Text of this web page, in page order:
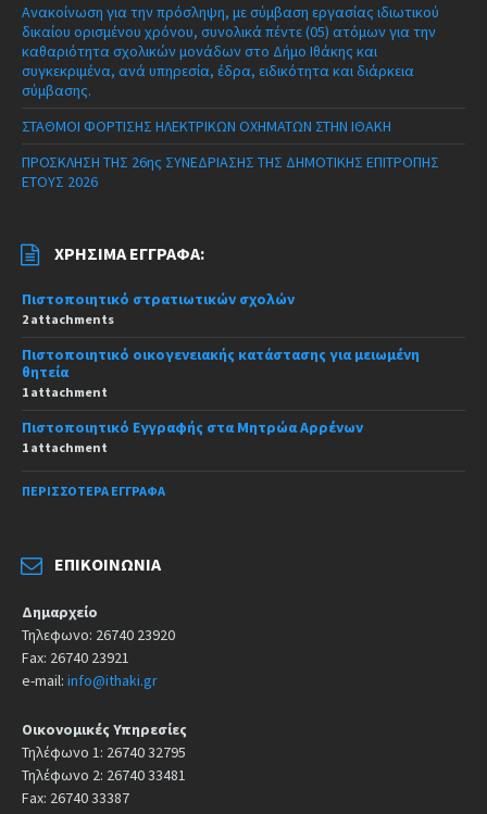
Ανακοίνωση για την πρόσληψη, με σύμβαση εργασίας ιδιωτικού
δικαίου ορισμένου χρόνου, συνολικά πέντε (05) ατόμων για την
καθαριότητα σχολικών μονάδων στο Δήμο Ιθάκης και
συγκεκριμένα, ανά υπηρεσία, έδρα, ειδικότητα και διάρκεια
σύμβασης.
ΣΤΑΘΜΟΙ ΦΟΡΤΙΣΗΣ ΗΛΕΚΤΡΙΚΩΝ ΟΧΗΜΑΤΩΝ ΣΤΗΝ ΙΘΑΚΗ
ΠΡΟΣΚΛΗΣΗ ΤΗΣ 26ης ΣΥΝΕΔΡΙΑΣΗΣ ΤΗΣ ΔΗΜΟΤΙΚΗΣ ΕΠΙΤΡΟΠΗΣ
ΕΤΟΥΣ 2026
ΧΡΉΣΙΜΑ ΈΓΓΡΑΦΑ:
Πιστοποιητικό στρατιωτικών σχολών
2 attachments
Πιστοποιητικό οικογενειακής κατάστασης για μειωμένη
θητεία
1 attachment
Πιστοποιητικό Εγγραφής στα Μητρώα Αρρένων
1 attachment
ΠΕΡΙΣΣΌΤΕΡΑ ΈΓΓΡΑΦΑ
ΕΠΙΚΟΙΝΩΝΊΑ
Δημαρχείο
Τηλεφωνο: 26740 23920
Fax: 26740 23921
e-mail: info@ithaki.gr
Οικονομικές Υπηρεσίες
Τηλέφωνο 1: 26740 32795
Τηλέφωνο 2: 26740 33481
Fax: 26740 33387